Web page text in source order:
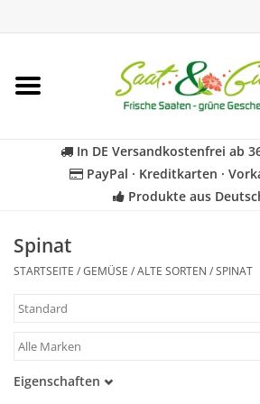
Startseite
Kräuter
Für Kinder
Geschenkideen
In DE Versandkostenfrei ab
PayPal · Kreditkarten ·
Produkte aus
Spinat
STARTSEITE /GEMÜSE /ALTE SORTEN /SPINAT
Eigenschaften